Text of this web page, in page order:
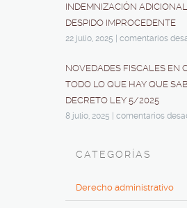
INDEMNIZACIÓN
DESPIDO IMPROCEDENTE
22 julio, 2025 comentarios
NOVEDADES FISCALES EN
TODO LO QUE HAY QUE
DECRETO LEY 5/2025
8 julio, 2025 comentarios
CATEGORÍAS
Derecho administrativo